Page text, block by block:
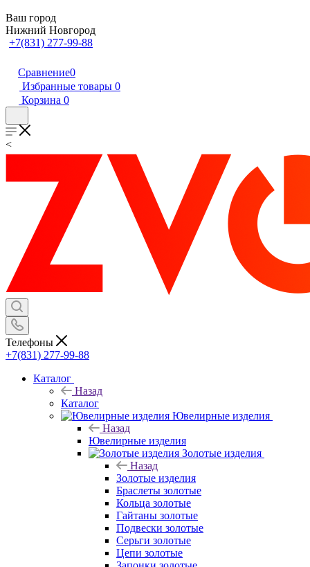
Ваш город
Нижний Новгород
+7(831) 277-99-88
Сравнение0
Избранные товары 0
Корзина 0
<
Телефоны
+7(831) 277-99-88
Каталог
Назад
Каталог
Ювелирные изделия
Назад
Ювелирные изделия
Золотые изделия
Назад
Золотые изделия
Браслеты золотые
Кольца золотые
Гайтаны золотые
Подвески золотые
Серьги золотые
Цепи золотые